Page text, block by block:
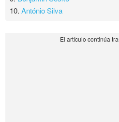
10.António Silva